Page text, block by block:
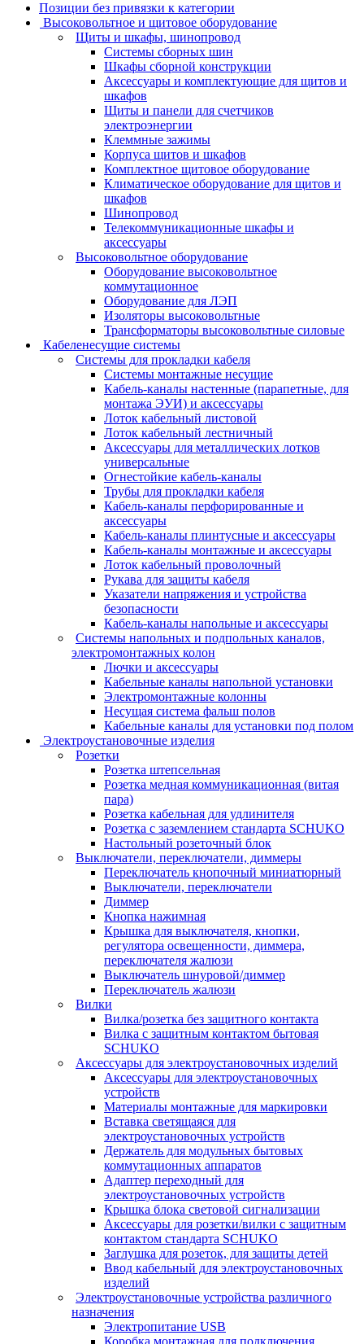
Позиции без привязки к категории
Высоковольтное и щитовое оборудование
Щиты и шкафы, шинопровод
Системы сборных шин
Шкафы сборной конструкции
Аксессуары и комплектующие для щитов и
шкафов
Щиты и панели для счетчиков
электроэнергии
Клеммные зажимы
Корпуса щитов и шкафов
Комплектное щитовое оборудование
Климатическое оборудование для щитов и
шкафов
Шинопровод
Телекоммуникационные шкафы и
аксессуары
Высоковольтное оборудование
Оборудование высоковольтное
коммутационное
Оборудование для ЛЭП
Изоляторы высоковольтные
Трансформаторы высоковольтные силовые
Кабеленесущие системы
Системы для прокладки кабеля
Системы монтажные несущие
Кабель-каналы настенные (парапетные, для
монтажа ЭУИ) и аксессуары
Лоток кабельный листовой
Лоток кабельный лестничный
Аксессуары для металлических лотков
универсальные
Огнестойкие кабель-каналы
Трубы для прокладки кабеля
Кабель-каналы перфорированные и
аксессуары
Кабель-каналы плинтусные и аксессуары
Кабель-каналы монтажные и аксессуары
Лоток кабельный проволочный
Рукава для защиты кабеля
Указатели напряжения и устройства
безопасности
Кабель-каналы напольные и аксессуары
Системы напольных и подпольных каналов,
электромонтажных колон
Лючки и аксессуары
Кабельные каналы напольной установки
Электромонтажные колонны
Несущая система фальш полов
Кабельные каналы для установки под полом
Электроустановочные изделия
Розетки
Розетка штепсельная
Розетка медная коммуникационная (витая
пара)
Розетка кабельная для удлинителя
Розетка с заземлением стандарта SCHUKO
Настольный розеточный блок
Выключатели, переключатели, диммеры
Переключатель кнопочный миниатюрный
Выключатели, переключатели
Диммер
Кнопка нажимная
Крышка для выключателя, кнопки,
регулятора освещенности, диммера,
переключателя жалюзи
Выключатель шнуровой/диммер
Переключатель жалюзи
Вилки
Вилка/розетка без защитного контакта
Вилка с защитным контактом бытовая
SCHUKO
Аксессуары для электроустановочных изделий
Аксессуары для электроустановочных
устройств
Материалы монтажные для маркировки
Вставка светящаяся для
электроустановочных устройств
Держатель для модульных бытовых
коммутационных аппаратов
Адаптер переходный для
электроустановочных устройств
Крышка блока световой сигнализации
Аксессуары для розетки/вилки с защитным
контактом стандарта SCHUKO
Заглушка для розеток, для защиты детей
Ввод кабельный для электроустановочных
изделий
Электроустановочные устройства различного
назначения
Электропитание USB
Коробка монтажная для подключения